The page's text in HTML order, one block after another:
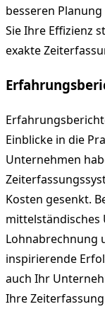
besseren
Sie Ihre Effizienz
exakte
Einblicke in die
Unternehmen
Kosten gesenkt.
mittelständisches
Lohnabrechnung
inspirierende
auch Ihr
Ihre